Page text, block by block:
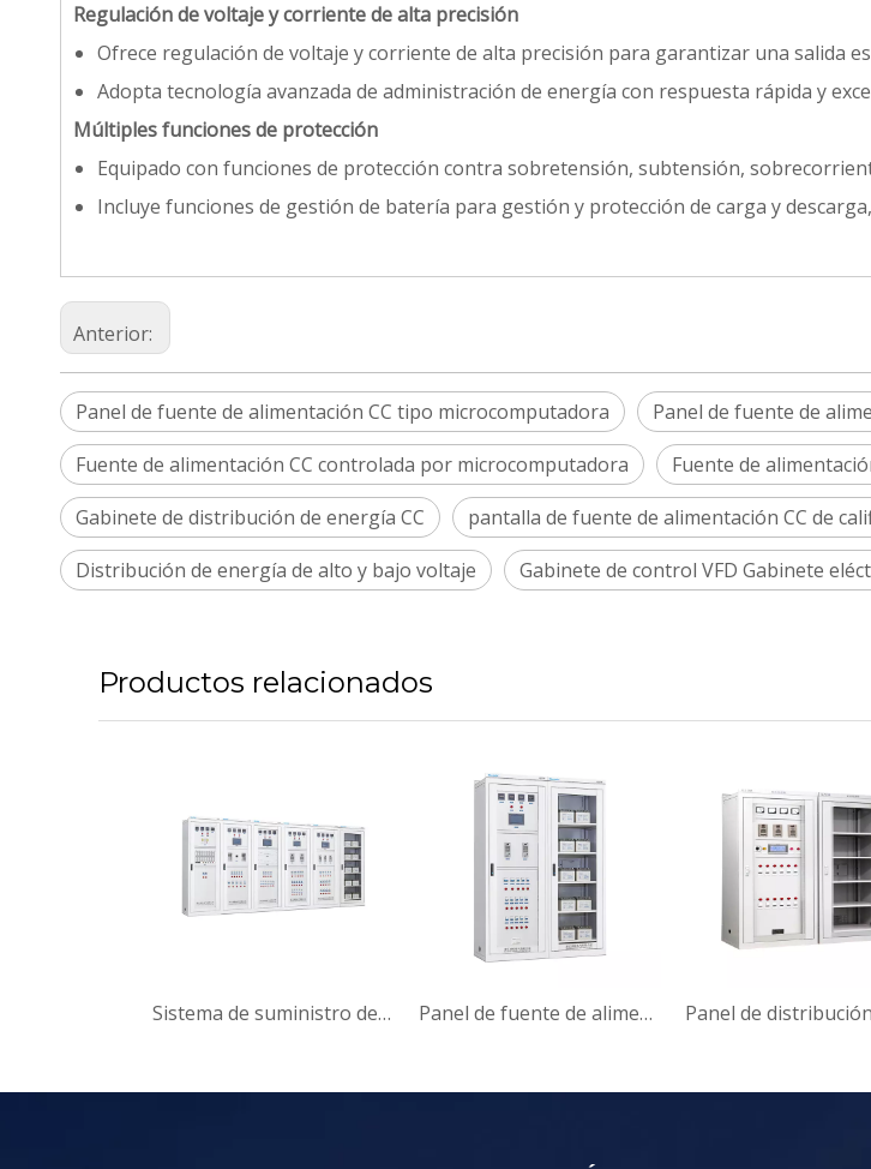
Regulación de voltaje y corriente de alta precisión
Ofrece regulación de voltaje y corriente de alta precisión para garantizar una salida
Adopta tecnología avanzada de administración de energía con respuesta rápida y
Múltiples funciones de protección
Equipado con funciones de protección contra sobretensión, subtensión,
Incluye funciones de gestión de batería para gestión y protección de carga y
Anterior:
Panel de fuente de alimentación CC tipo microcomputadora
Panel de fuente de
Fuente de alimentación CC controlada por microcomputadora
Fuente de
Gabinete de distribución de energía CC
pantalla de fuente de alimentación CC de
Distribución de energía de alto y bajo voltaje
Gabinete de control VFD Gabinete
Productos relacionados
Sistema de suministro de energía integrado inteligente YTH Panel de fuente de alimentación CC tipo microcomputadora GZDW-3